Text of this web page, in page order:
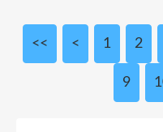
<< < 1 2
9